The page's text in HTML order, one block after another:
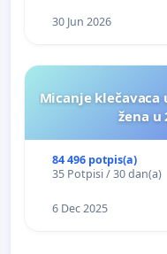
30 Jun 2026
Micanje
žena u
84 496 potpis(a)
35 Potpisi / 30 dan(a)
6 Dec 2025